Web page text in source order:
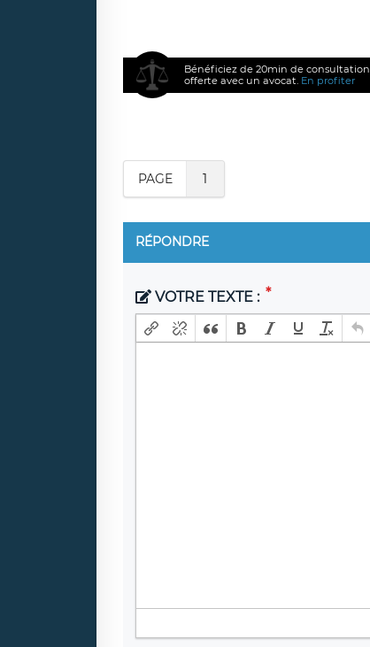
Bénéficiez de 20min de consultation
offerte avec un avocat. En profiter
PAGE 1
RÉPONDRE
VOTRE TEXTE :